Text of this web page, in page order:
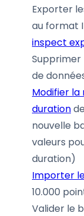
Exporter
au format
inspect
Supprimer
de
Modifier
duration
nouvelle
valeurs
duration)
Importer
10.000
Valider le